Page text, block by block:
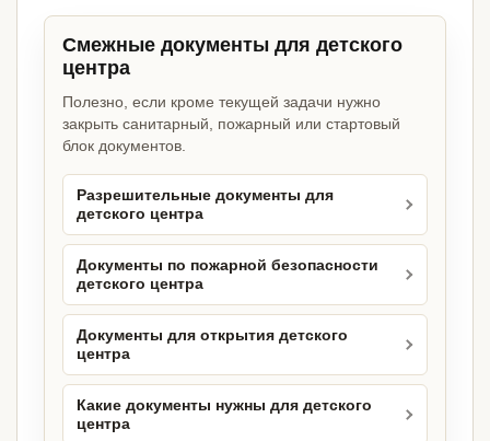
Смежные документы для детского
центра
Полезно, если кроме текущей задачи нужно
закрыть санитарный, пожарный или стартовый
блок документов.
Разрешительные документы для
детского центра
Документы по пожарной безопасности
детского центра
Документы для открытия детского
центра
Какие документы нужны для детского
центра